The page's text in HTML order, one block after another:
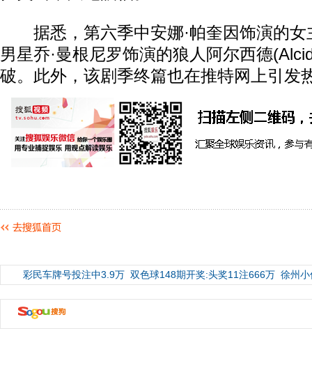
据悉，第六季中安娜·帕奎因饰演的女
男星乔·曼根尼罗饰演的狼人阿尔西德
破。此外，该剧季终篇也在推特网上引发
彩民车牌号投注中3.9万 双色球148期开奖:头奖11注666万 徐州